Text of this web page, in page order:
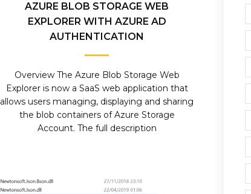
AZURE BLOB STORAGE WEB
EXPLORER WITH AZURE AD
AUTHENTICATION
Overview The Azure Blob Storage Web
Explorer is now a SaaS web application that
allows users managing, displaying and sharing
the blob containers of Azure Storage
Account. The full description